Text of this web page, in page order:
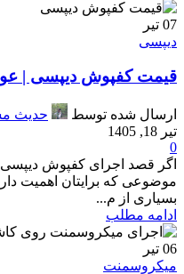
07 تیر
دیپسی
قیمت کفپوش دیپسی |
ارسال شده توسط
حدیث
تیر 18, 1405
0
اگر قصد اجرای کفپوش دیپسی
موضوعی که برایتان اهمیت
بسیاری از م...
ادامه مطلب
06 تیر
میکروسمنت